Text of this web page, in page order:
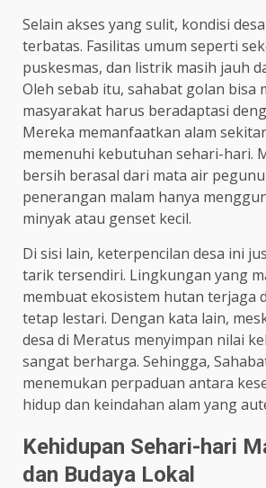
Selain akses yang sulit, kondisi
terbatas. Fasilitas umum seperti
puskesmas, dan listrik masih jauh
Oleh sebab itu, sahabat golan bisa
masyarakat harus beradaptasi
Mereka memanfaatkan alam
memenuhi kebutuhan sehari-hari.
bersih berasal dari mata air
penerangan malam hanya
minyak atau genset kecil.
Di sisi lain, keterpencilan desa ini
tarik tersendiri. Lingkungan yang
membuat ekosistem hutan terjaga
tetap lestari. Dengan kata lain,
desa di Meratus menyimpan nilai
sangat berharga. Sehingga,
menemukan perpaduan antara
hidup dan keindahan alam yang
Kehidupan Sehari-hari
dan Budaya Lokal